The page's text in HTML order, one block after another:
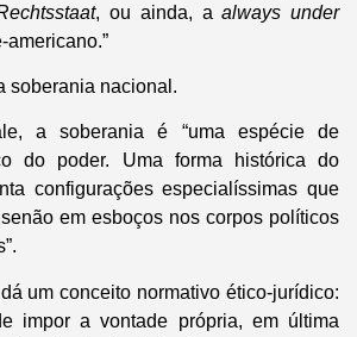
, ou ainda, aalways under
soberania nacional.
a soberania é “uma espécie de
do poder. Uma forma histórica do
configurações especialíssimas que
em esboços nos corpos políticos
um conceito normativo ético-jurídico:
impor a vontade própria, em última